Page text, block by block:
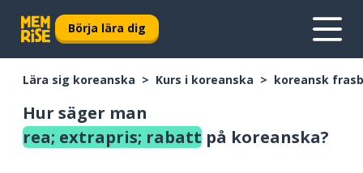
Börja lära dig
Lära sig koreanska Kurs i koreanska koreansk
Hur säger man
rea; extrapris; rabatt på koreanska?